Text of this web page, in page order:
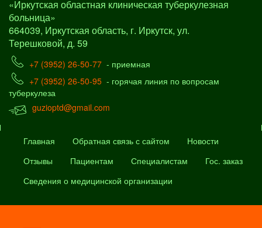
«Иркутская областная клиническая туберкулезная
больница»
664039, Иркутская область, г. Иркутск, ул.
Терешковой, д. 59
+7 (3952) 26-50-77 - приемная
+7 (3952) 26-50-95 - горячая линия по вопросам
туберкулеза
guzioptd@gmail.com
Главная Обратная связь с сайтом
Новости
Отзывы
Пациентам Специалистам
Гос. заказ
Сведения о медицинской организации